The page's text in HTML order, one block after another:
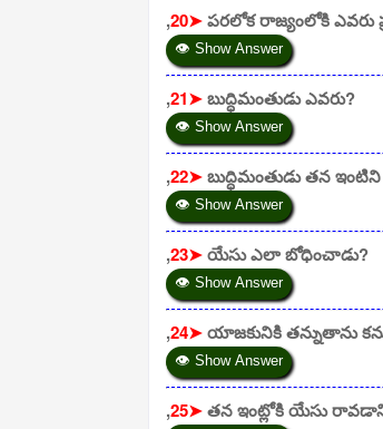
,20➤పరలోక రాజ్యంలోకి ఎవరు
👁 Show Answer
,21➤బుద్ధిమంతుడు ఎవరు?
👁 Show Answer
,22➤బుద్ధిమంతుడు తన
👁 Show Answer
,23➤యేసు ఎలా బోధించాడు?
👁 Show Answer
,24➤యాజకునికి తన్నుతాను
👁 Show Answer
,25➤తన ఇంట్లోకి యేసు